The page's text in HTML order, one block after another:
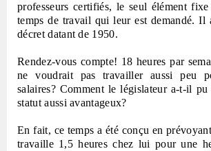
professeurs certifiés, le seul élément
temps de travail qui leur est demandé. Il
décret datant de 1950.
Rendez-vous compte! 18 heures par
ne voudrait pas travailler aussi peu
salaires? Comment le législateur a-t-il
statut aussi avantageux?
En fait, ce temps a été conçu en
travaille 1,5 heures chez lui pour une